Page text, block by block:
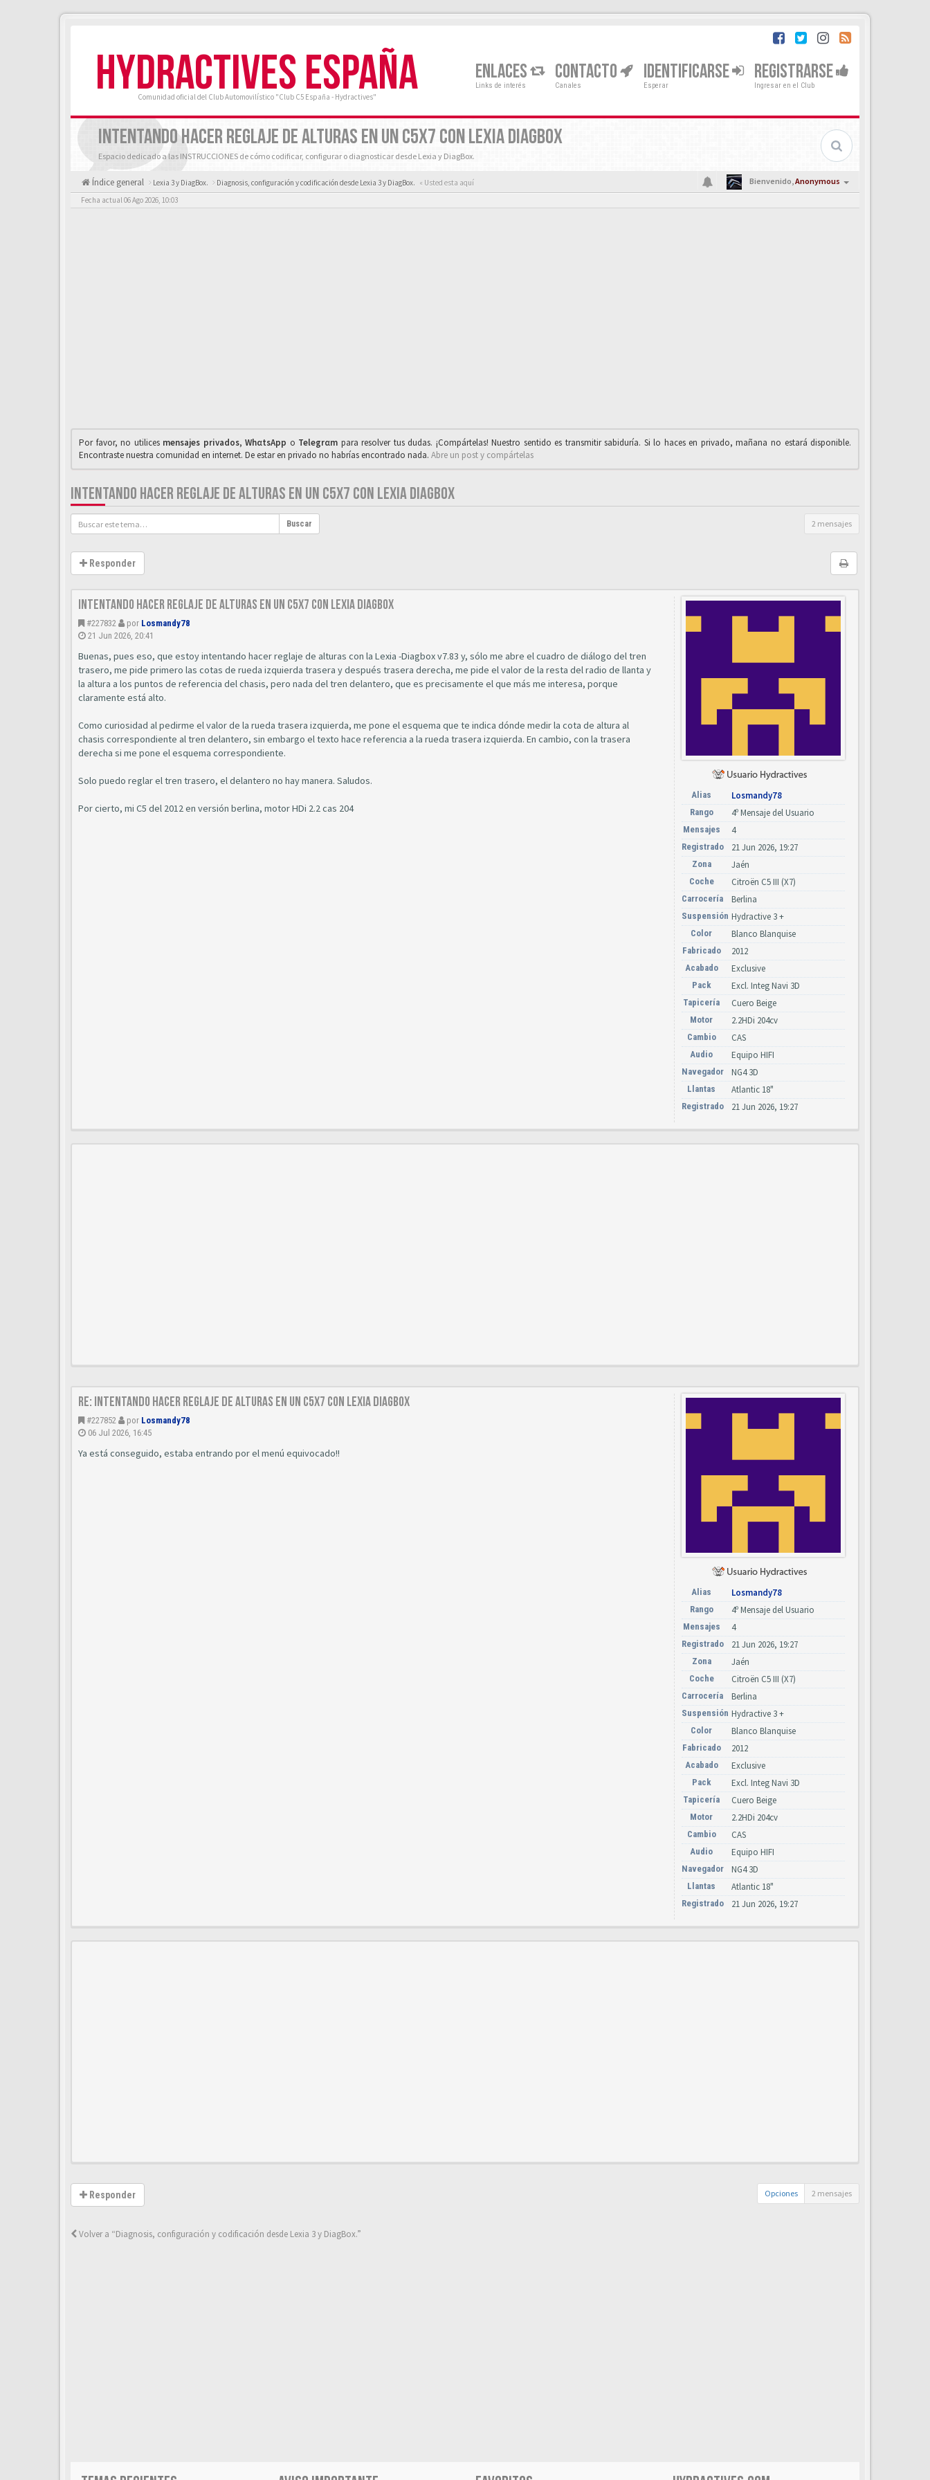
HYDRACTIVES ESPAÑA
Comunidad oficial del Club Automovilístico "Club C5 España - Hydractives"
ENLACES
Links de interés
CONTACTO
Canales
IDENTIFICARSE
Esperar
REGISTRARSE
Ingresar en el Club
INTENTANDO HACER REGLAJE DE ALTURAS EN UN C5X7 CON LEXIA DIAGBOX
Espacio dedicado a las INSTRUCCIONES de cómo codificar, configurar o diagnosticar desde Lexia y DiagBox.
Índice general Lexia 3 y DiagBox. Diagnosis, configuración y codificación desde Lexia 3 y DiagBox. « Usted esta aquí Bienvenido,Anonymous
Fecha actual 06 Ago 2026, 10:03
Por favor, no utilices mensajes privados,WhαtsApp o Telegrαm para resolver tus dudas. ¡Compártelas! Nuestro sentido es transmitir sabiduría. Si lo haces en privado, mañana no estará disponible.
Encontraste nuestra comunidad en internet. De estar en privado no habrías encontrado nada. Abre un post y compártelas
INTENTANDO HACER REGLAJE DE ALTURAS EN UN C5X7 CON LEXIA DIAGBOX
Buscar 2 mensajes
Responder
Intentando hacer reglaje de alturas en un C5x7 con Lexia diagbox
#227832 por Losmandy78
21 Jun 2026, 20:41
Buenas, pues eso, que estoy intentando hacer reglaje de alturas con la Lexia -Diagbox v7.83 y, sólo me abre el cuadro de diálogo del tren
trasero, me pide primero las cotas de rueda izquierda trasera y después trasera derecha, me pide el valor de la resta del radio de llanta y
la altura a los puntos de referencia del chasis, pero nada del tren delantero, que es precisamente el que más me interesa, porque
claramente está alto.
Como curiosidad al pedirme el valor de la rueda trasera izquierda, me pone el esquema que te indica dónde medir la cota de altura al
chasis correspondiente al tren delantero, sin embargo el texto hace referencia a la rueda trasera izquierda. En cambio, con la trasera
derecha si me pone el esquema correspondiente.
Solo puedo reglar el tren trasero, el delantero no hay manera. Saludos.
Por cierto, mi C5 del 2012 en versión berlina, motor HDi 2.2 cas 204
Alias Losmandy78
Rango 4º Mensaje del Usuario
Mensajes 4
Registrado 21 Jun 2026, 19:27
Zona Jaén
Coche Citroën C5 III (X7)
Carrocería Berlina
Suspensión Hydractive 3 +
Color Blanco Blanquise
Fabricado 2012
Acabado Exclusive
Pack Excl. Integ Navi 3D
Tapicería Cuero Beige
Motor 2.2HDi 204cv
Cambio CAS
Audio Equipo HIFI
Navegador NG4 3D
Llantas Atlantic 18"
Registrado 21 Jun 2026, 19:27
Re: Intentando hacer reglaje de alturas en un C5x7 con Lexia diagbox
#227852 por Losmandy78
06 Jul 2026, 16:45
Ya está conseguido, estaba entrando por el menú equivocado!!
Alias Losmandy78
Rango 4º Mensaje del Usuario
Mensajes 4
Registrado 21 Jun 2026, 19:27
Zona Jaén
Coche Citroën C5 III (X7)
Carrocería Berlina
Suspensión Hydractive 3 +
Color Blanco Blanquise
Fabricado 2012
Acabado Exclusive
Pack Excl. Integ Navi 3D
Tapicería Cuero Beige
Motor 2.2HDi 204cv
Cambio CAS
Audio Equipo HIFI
Navegador NG4 3D
Llantas Atlantic 18"
Registrado 21 Jun 2026, 19:27
Responder Opciones 2 mensajes
Volver a “Diagnosis, configuración y codificación desde Lexia 3 y DiagBox.”